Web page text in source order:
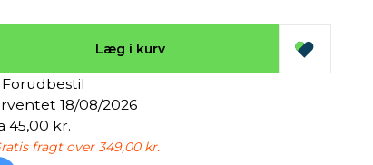
Læg i kurv
Forudbestil
18/08/2026
45,00 kr.
fragt over 349,00 kr.